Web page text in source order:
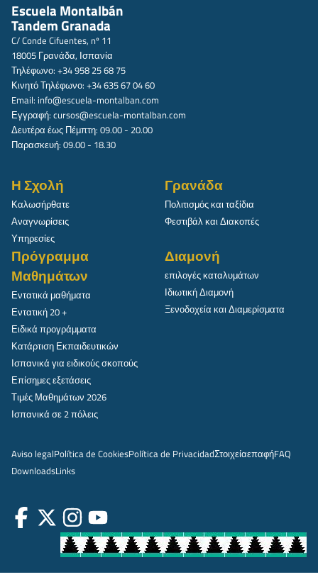
Escuela Montalbán
Tandem Granada
C/ Conde Cifuentes, nº 11
18005 Γρανάδα, Ισπανία
Τηλέφωνο: +34 958 25 68 75
Κινητό Τηλέφωνο: +34 635 67 04 60
Email: info@escuela-montalban.com
Εγγραφή: cursos@escuela-montalban.com
Δευτέρα έως Πέμπτη: 09.00 - 20.00
Παρασκευή: 09.00 - 18.30
Η Σχολή
Καλωσήρθατε
Αναγνωρίσεις
Υπηρεσίες
Γρανάδα
Πολιτισμός και ταξίδια
Φεστιβάλ και Διακοπές
Πρόγραμμα
Μαθημάτων
Εντατικά μαθήματα
Εντατική 20 +
Ειδικά προγράμματα
Κατάρτιση Εκπαιδευτικών
Ισπανικά για ειδικούς σκοπούς
Επίσημες εξετάσεις
Τιμές Μαθημάτων 2026
Ισπανικά σε 2 πόλεις
Διαμονή
επιλογές καταλυμάτων
Ιδιωτική Διαμονή
Ξενοδοχεία και Διαμερίσματα
Aviso legalPolítica de CookiesPolítica de PrivacidadΣτοιχείαεπαφήFAQ
DownloadsLinks